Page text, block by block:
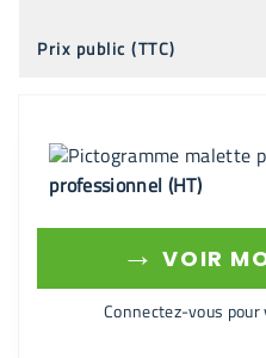
Prix public (TTC)
professionnel (HT)
→ VOIR
Connectez-vous